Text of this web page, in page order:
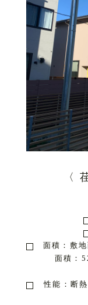
〈
面積：敷
面積：
性能：断